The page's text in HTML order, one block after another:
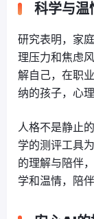
科学与温
研究表明，家
理压力和焦虑
解自己，在职
纳的孩子，心
人格不是静止
学的测评工具
的理解与陪伴
学和温情，陪